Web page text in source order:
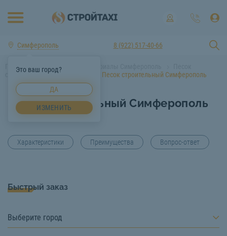
Симферополь
Это ваш город?
ДА
ИЗМЕНИТЬ
8 (922) 517-40-66
Главная Строительные материалы Симферополь
строительный Симферополь
Песок строительный Симферополь
Песок строительный Симферополь
Характеристики Преимущества Вопрос-ответ
Быстрый заказ
Выберите город